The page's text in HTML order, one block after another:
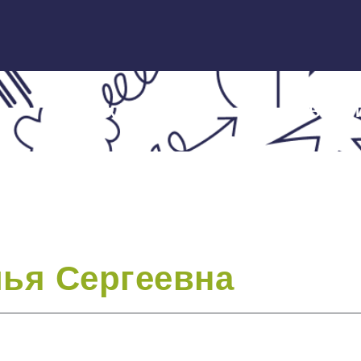
ЭКСПЕРТЫ НОВОСТИ
Сергеевна